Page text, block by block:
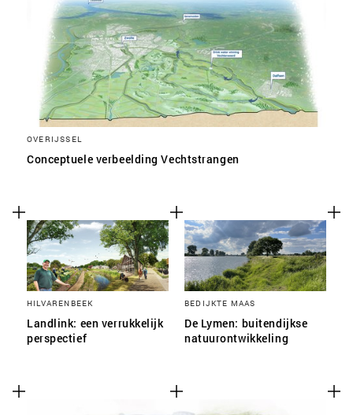
OVERIJSSEL
Conceptuele verbeelding Vechtstrangen
HILVARENBEEK
Landlink: een verrukkelijk
perspectief
BEDIJKTE MAAS
De Lymen: buitendijkse
natuurontwikkeling